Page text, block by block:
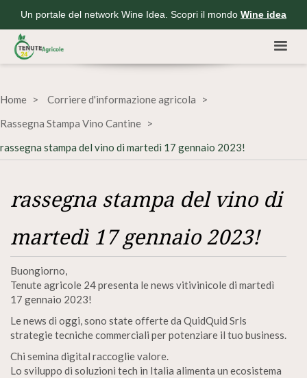
Un portale del network Wine Idea. Scopri il mondo Wine idea
Home
Corriere d'informazione agricola
Rassegna Stampa Vino Cantine
rassegna stampa del vino di martedì 17 gennaio 2023!
rassegna stampa del vino di
martedì 17 gennaio 2023!
Buongiorno,
Tenute agricole 24 presenta le news vitivinicole di martedì
17 gennaio 2023!
Le news di oggi, sono state offerte da QuidQuid Srls
strategie tecniche commerciali per potenziare il tuo business.
Chi semina digital raccoglie valore.
Lo sviluppo di soluzioni tech in Italia alimenta un ecosistema